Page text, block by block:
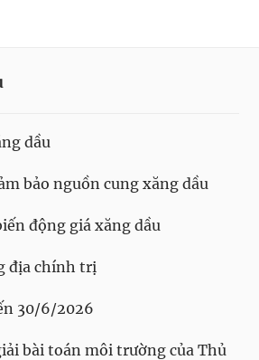
dầu
bảo nguồn cung xăng dầu
động giá xăng dầu
địa chính trị
30/6/2026
bài toán môi trường của Thủ